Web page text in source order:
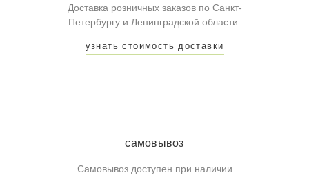
Доставка розничных заказов по Санкт-
Петербургу и Ленинградской области.
узнать стоимость доставки
самовывоз
Самовывоз доступен при наличии